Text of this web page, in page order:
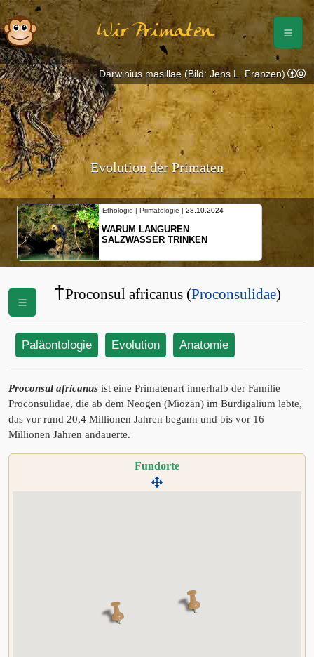
Wir Primaten
Evolution der Primaten
Ethologie | Primatologie | 28.10.2024
WARUM LANGUREN
SALZWASSER TRINKEN
Darwinius masillae (Bild: Jens L. Franzen)
†Proconsul africanus (Proconsulidae)
Paläontologie Evolution Anatomie
Proconsul africanus ist eine Primatenart innerhalb der Familie
Proconsulidae, die ab dem Neogen (Miozän) im Burdigalium lebte,
das vor rund 20,4 Millionen Jahren begann und bis vor 16
Millionen Jahren andauerte.
Fundorte